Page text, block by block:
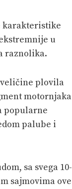
karakteristike
u
raznolika.
veličine plovila
motornjaka
popularne
palube i
sa svega 10-
sajmovima ove